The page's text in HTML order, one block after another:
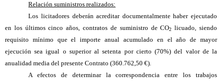
Relación suministros realizados:
Los licitadores deberán acreditar documentalmente haber ejecutado
en los últimos cinco años, contratos de suministro de CO2 licuado, siendo
requisito mínimo que el importe anual acumulado en el año de mayor
ejecución sea igual o superior al setenta por cierto (70%) del valor de la
anualidad media del presente Contrato (360.762,50 €).
A efectos de determinar la correspondencia entre los trabajos